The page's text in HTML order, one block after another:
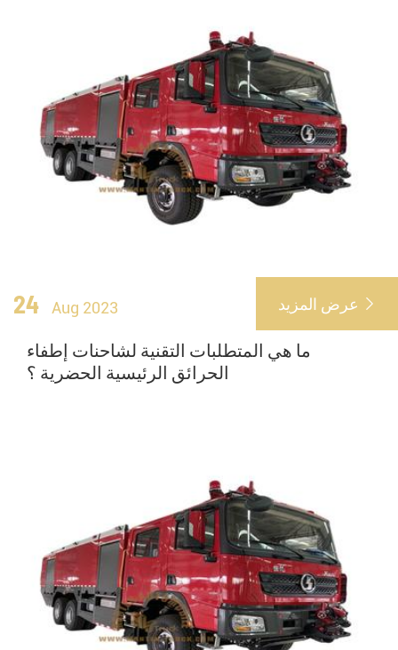
24 Aug 2023 عرض المزيد 
ما هي المتطلبات التقنية لشاحنات إطفاء
الحرائق الرئيسية الحضرية ؟